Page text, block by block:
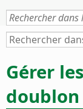
Gérer
doublon